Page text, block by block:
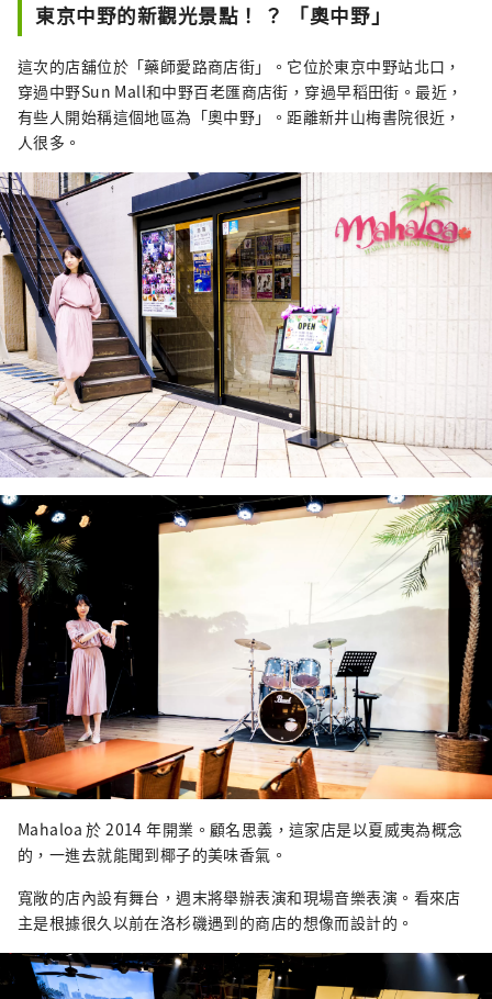
東京中野的新觀光景點！ ？ 「奧中野」
這次的店舖位於「藥師愛路商店街」。它位於東京中野站北口，
穿過中野Sun Mall和中野百老匯商店街，穿過早稻田街。最近，
有些人開始稱這個地區為「奧中野」。距離新井山梅書院很近，
人很多。
Mahaloa 於 2014 年開業。顧名思義，這家店是以夏威夷為概念
的，一進去就能聞到椰子的美味香氣。
寬敞的店內設有舞台，週末將舉辦表演和現場音樂表演。看來店
主是根據很久以前在洛杉磯遇到的商店的想像而設計的。